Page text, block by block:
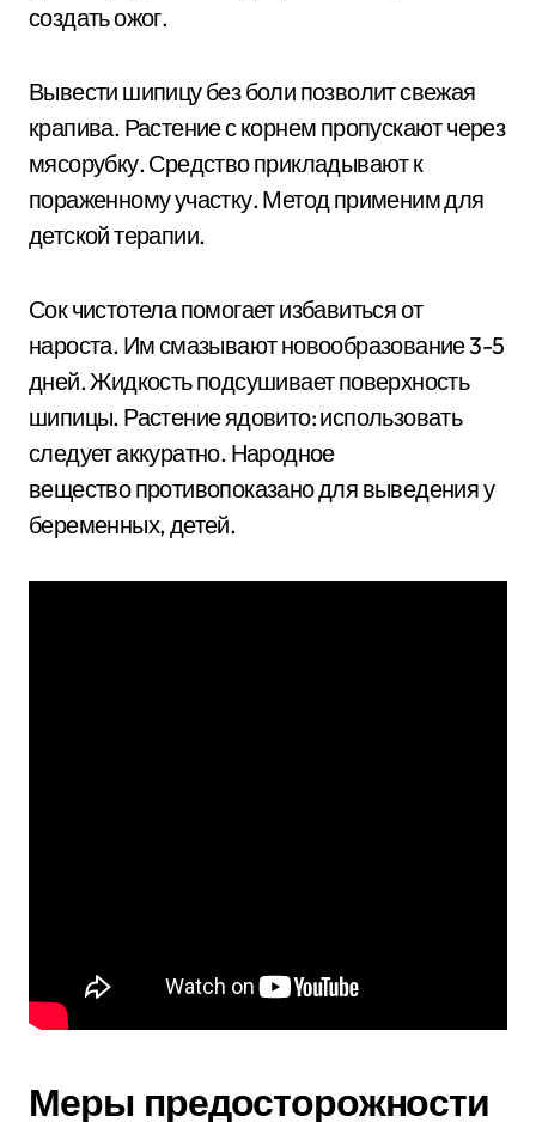
создать ожог.
Вывести шипицу без боли позволит свежая
крапива. Растение с корнем пропускают через
мясорубку. Средство прикладывают к
пораженному участку. Метод применим для
детской терапии.
Сок чистотела помогает избавиться от
нароста. Им смазывают новообразование 3-5
дней. Жидкость подсушивает поверхность
шипицы. Растение ядовито: использовать
следует аккуратно. Народное
вещество противопоказано для выведения у
беременных, детей.
Меры предосторожности